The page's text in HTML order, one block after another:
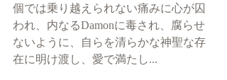
個では乗り越えられない痛みに心が囚
われ、内なるDamonに毒され、腐らせ
ないように、自らを清らかな神聖な存
在に明け渡し、愛で満たし...